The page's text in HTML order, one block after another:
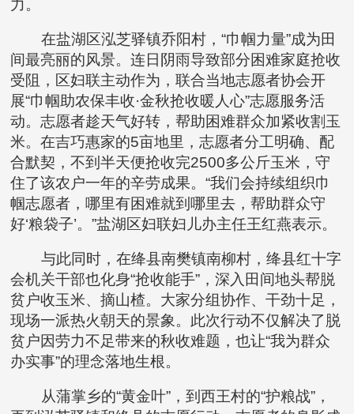
力。
在盐湖区泓芝驿镇乔阳村，“巾帼力量”成为田
间最亮丽的风景。连日阴雨导致部分困难家庭抢收
受阻，区妇联主动作为，联合当地志愿者协会开
展“巾帼助农保丰收·金秋抢收暖人心”志愿服务活
动。志愿者趁天气好转，帮助困难群众加紧收割玉
米。在吉巧惠家的5亩地里，志愿者分工明确、配
合默契，不到半天便抢收完2500多公斤玉米，守
住了该农户一年的辛劳成果。“我们会持续组织巾
帼志愿者，哪里有困难就到哪里去，帮助群众守
好‘粮袋子’。”盐湖区妇联妇儿办主任王红燕表示。
与此同时，在绛县南樊镇南柳村，绛县红十字
会机关干部也化身“抢收能手”，深入田间地头帮脱
贫户收玉米、摘山楂。大家分组协作、干劲十足，
现场一派热火朝天的景象。此次行动不仅解决了脱
贫户因劳力不足带来的秋收难题，也让“我为群众
办实事”的理念落地生根。
从蒲掌乡的“黄金叶”，到西王村的“护粮战”，